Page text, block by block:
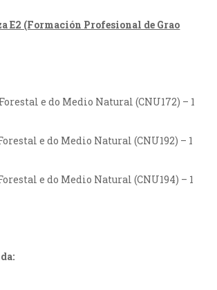
E2 (Formación Profesional de Grao
e do Medio Natural (CNU172) – 1
e do Medio Natural (CNU192) – 1
e do Medio Natural (CNU194) – 1